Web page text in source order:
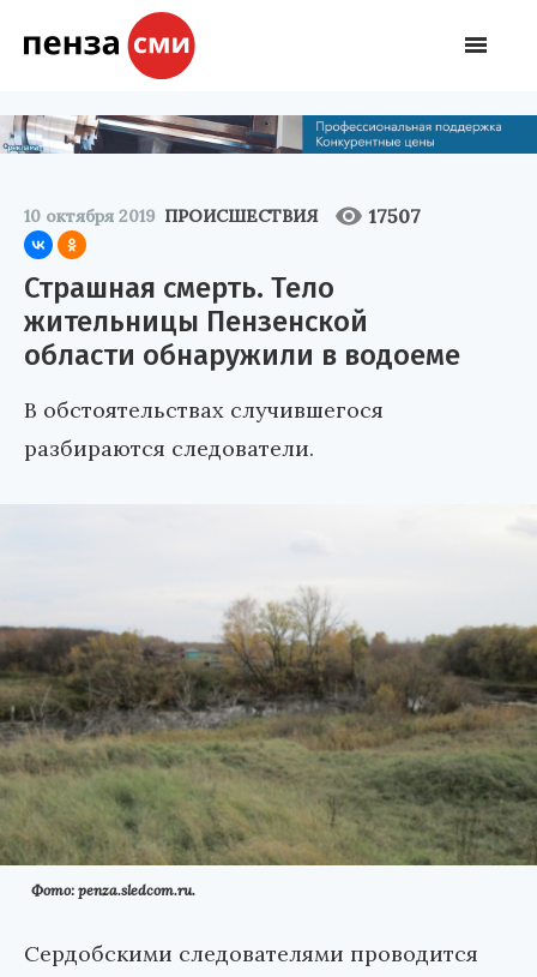
10 октября 2019 ПРОИСШЕСТВИЯ 17507
Страшная смерть. Тело
жительницы Пензенской
области обнаружили в водоеме
В обстоятельствах случившегося
разбираются следователи.
Фото: penza.sledcom.ru.
Сердобскими следователями проводится